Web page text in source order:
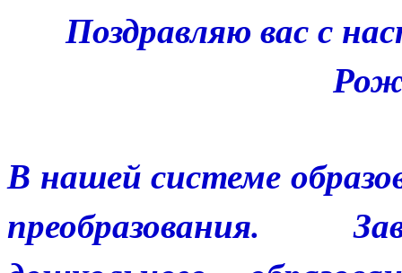
Поздравляю вас с
В нашей системе
преобразования.